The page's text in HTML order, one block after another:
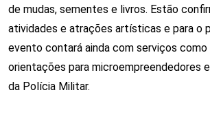
de mudas, sementes e livros. Estão
atividades e atrações artísticas e para o
evento contará ainda com serviços
orientações para microempreendedores
da Polícia Militar.